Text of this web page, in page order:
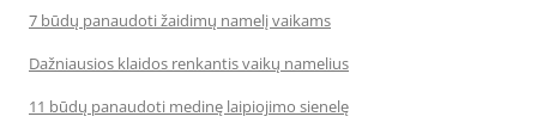
7 būdų panaudoti žaidimų namelį vaikams
Dažniausios klaidos renkantis vaikų namelius
11 būdų panaudoti medinę laipiojimo sienelę